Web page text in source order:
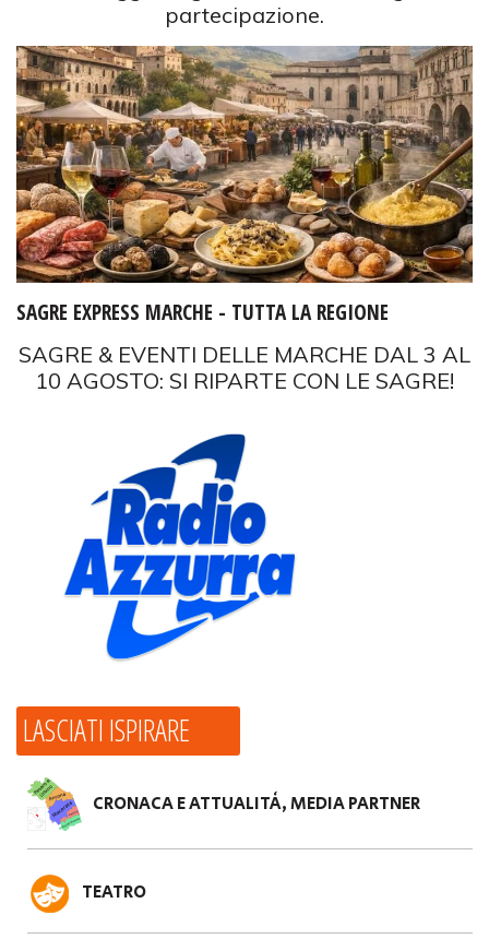
partecipazione.
SAGRE EXPRESS MARCHE - TUTTA LA REGIONE
SAGRE & EVENTI DELLE MARCHE DAL 3 AL
10 AGOSTO: SI RIPARTE CON LE SAGRE!
LASCIATI ISPIRARE
CRONACA E ATTUALITÀ, MEDIA PARTNER
TEATRO